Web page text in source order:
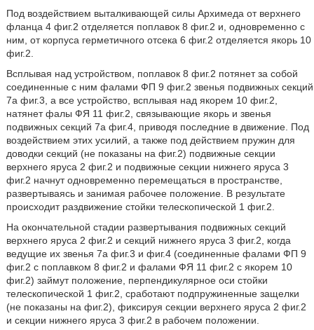
Под воздействием выталкивающей силы Архимеда от верхнего
фланца 4 фиг.2 отделяется поплавок 8 фиг.2 и, одновременно с
ним, от корпуса герметичного отсека 6 фиг.2 отделяется якорь 10
фиг.2.
Всплывая над устройством, поплавок 8 фиг.2 потянет за собой
соединенные с ним фалами ФП 9 фиг.2 звенья подвижных секций
7а фиг.3, а все устройство, всплывая над якорем 10 фиг.2,
натянет фалы ФЯ 11 фиг.2, связывающие якорь и звенья
подвижных секций 7а фиг.4, приводя последние в движение. Под
воздействием этих усилий, а также под действием пружин для
доводки секций (не показаны на фиг.2) подвижные секции
верхнего яруса 2 фиг.2 и подвижные секции нижнего яруса 3
фиг.2 начнут одновременно перемещаться в пространстве,
развертываясь и занимая рабочее положение. В результате
происходит раздвижение стойки телескопической 1 фиг.2.
На окончательной стадии развертывания подвижных секций
верхнего яруса 2 фиг.2 и секций нижнего яруса 3 фиг.2, когда
ведущие их звенья 7а фиг.3 и фиг.4 (соединенные фалами ФП 9
фиг.2 с поплавком 8 фиг.2 и фалами ФЯ 11 фиг.2 с якорем 10
фиг.2) займут положение, перпендикулярное оси стойки
телескопической 1 фиг.2, сработают подпружиненные защелки
(не показаны на фиг.2), фиксируя секции верхнего яруса 2 фиг.2
и секции нижнего яруса 3 фиг.2 в рабочем положении.